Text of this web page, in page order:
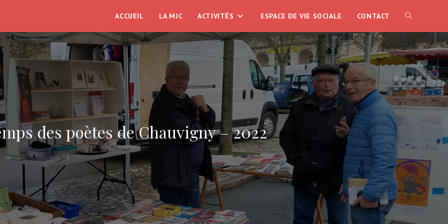
ACCUEIL LA MJC ACTIVITÉS ESPACE DE VIE SOCIALE CONTACT TOGGLE
WEBSITE
SEARCH
des poètes de Chauvigny – 2022